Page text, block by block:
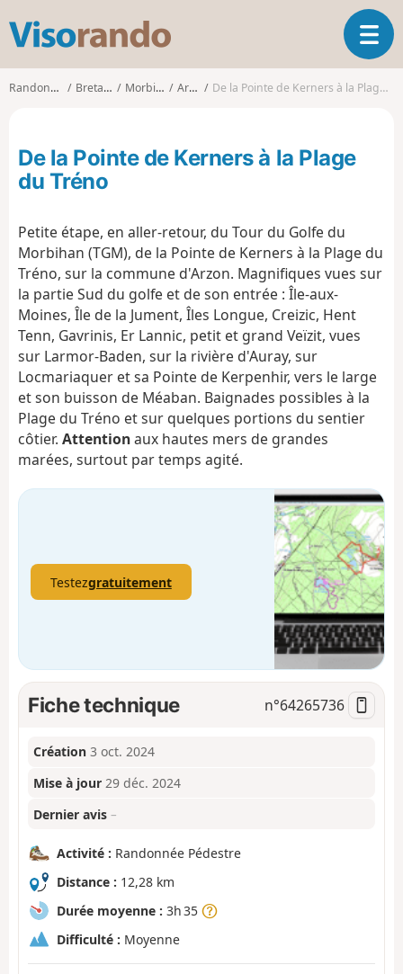
s
o
O
u
i
g
Randonnées Bretagne Morbihan Arzon De la Pointe de Kerners à la Plage du Tréno
De la Pointe de Kerners à la Plage
du Tréno
Petite étape, en aller-retour, du Tour du Golfe du
Morbihan (TGM), de la Pointe de Kerners à la Plage du
Tréno, sur la commune d'Arzon. Magnifiques vues sur
la partie Sud du golfe et de son entrée : Île-aux-
Moines, Île de la Jument, Îles Longue, Creizic, Hent
Tenn, Gavrinis, Er Lannic, petit et grand Veïzit, vues
sur Larmor-Baden, sur la rivière d'Auray, sur
Locmariaquer et sa Pointe de Kerpenhir, vers le large
et son buisson de Méaban. Baignades possibles à la
Plage du Tréno et sur quelques portions du sentier
côtier. Attentionaux hautes mers de grandes
marées, surtout par temps agité.
Testezgratuitement
Fiche technique n°64265736
Création 3 oct. 2024
Mise à jour 29 déc. 2024
Dernier avis –
Activité : Randonnée Pédestre
Distance : 12,28 km
Durée moyenne : 3h 35
Difficulté : Moyenne